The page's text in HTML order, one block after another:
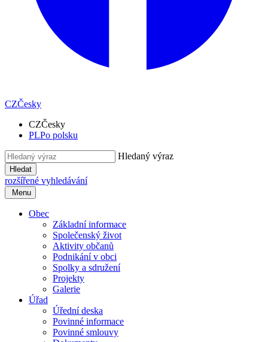
CZČesky
CZČesky
PLPo polsku
Hledaný výraz
Hledat
rozšířené vyhledávání
Menu
Obec
Základní informace
Společenský život
Aktivity občanů
Podnikání v obci
Spolky a sdružení
Projekty
Galerie
Úřad
Úřední deska
Povinné informace
Povinné smlouvy